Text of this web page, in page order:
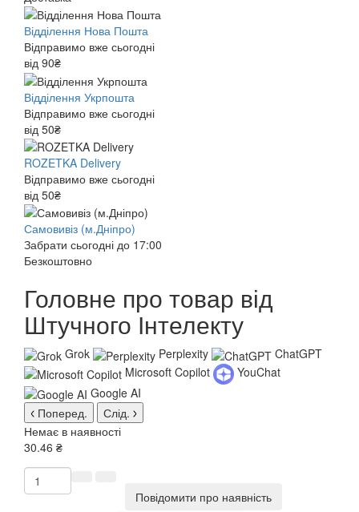
Відділення Нова Пошта
Відправимо вже сьогодні
від 90₴
Відділення Укрпошта
Відправимо вже сьогодні
від 50₴
ROZETKA Delivery
Відправимо вже сьогодні
від 50₴
Самовивіз (м.Дніпро)
Забрати сьогодні до 17:00
Безкоштовно
Головне про товар від
Штучного Інтелекту
Grok Perplexity
ChatGPT
Microsoft Copilot
YouChat
Google AI
Поперед.
Слід.
Немає в наявності
30.46 ₴
Повідомити про наявність